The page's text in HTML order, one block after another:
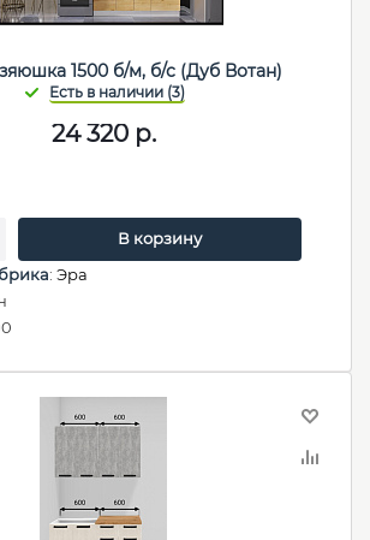
1500 б/м, б/с (Дуб Вотан)
24 320р.
В корзину
: Эра